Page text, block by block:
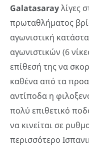
Galatasarayλίγες
πρωταθλήματος
αγωνιστική
αγωνιστικών (6
επίθεσή της να
καθένα από τα
αντίποδα η
πολύ επιθετικό
να κινείται σε
περισσότερο